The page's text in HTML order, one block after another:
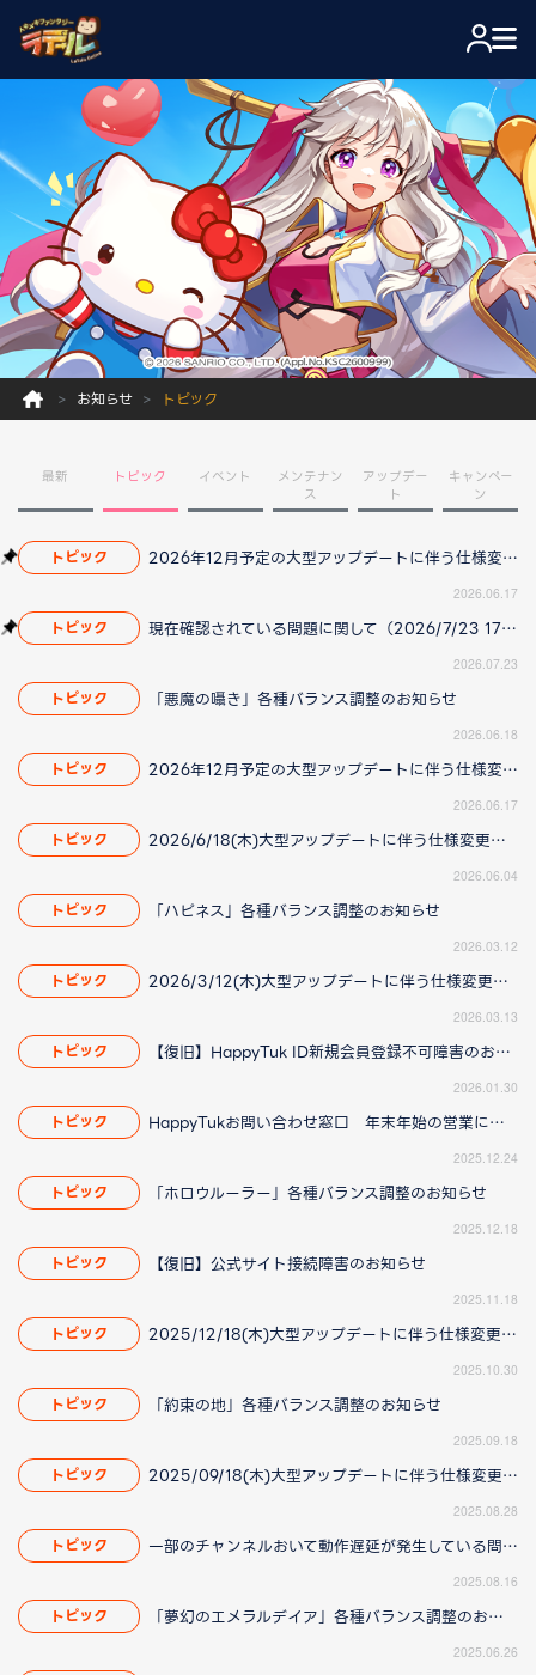
お知らせ トピック
最新 トピック イベント
メンテナン
ス
アップデー
ト
キャンペー
ン
トピック 2026年12月予定の大型アップデートに伴う仕様変更のお知らせ
2026.06.17
トピック 現在確認されている問題に関して（2026/7/23 17:00更新）
2026.07.23
トピック 「悪魔の囁き」各種バランス調整のお知らせ
2026.06.18
トピック 2026年12月予定の大型アップデートに伴う仕様変更のお知らせ
2026.06.17
トピック 2026/6/18(木)大型アップデートに伴う仕様変更のお知らせ(2026/06/04 更新)
2026.06.04
トピック 「ハピネス」各種バランス調整のお知らせ
2026.03.12
トピック 2026/3/12(木)大型アップデートに伴う仕様変更のお知らせ(2026/3/13更新)
2026.03.13
トピック 【復旧】HappyTuk ID新規会員登録不可障害のお知らせ
2026.01.30
トピック HappyTukお問い合わせ窓口 年末年始の営業について
2025.12.24
トピック 「ホロウルーラー」各種バランス調整のお知らせ
2025.12.18
トピック 【復旧】公式サイト接続障害のお知らせ
2025.11.18
トピック 2025/12/18(木)大型アップデートに伴う仕様変更のお知らせ(2025/11/20更新)
2025.10.30
トピック 「約束の地」各種バランス調整のお知らせ
2025.09.18
トピック 2025/09/18(木)大型アップデートに伴う仕様変更のお知らせ(2025/8/28 16:00更新)
2025.08.28
トピック 一部のチャンネルおいて動作遅延が発生している問題について(2025/8/21 更新)
2025.08.16
トピック 「夢幻のエメラルデイア」各種バランス調整のお知らせ
2025.06.26